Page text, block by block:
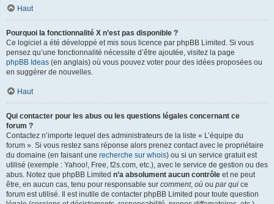
Haut
Pourquoi la fonctionnalité X n’est pas disponible ?
Ce logiciel a été développé et mis sous licence par phpBB Limited. Si vous
pensez qu’une fonctionnalité nécessite d’être ajoutée, visitez la page
phpBB Ideas (en anglais) où vous pouvez voter pour des idées proposées ou
en suggérer de nouvelles.
Haut
Qui contacter pour les abus ou les questions légales concernant ce
forum ?
Contactez n’importe lequel des administrateurs de la liste « L’équipe du
forum ». Si vous restez sans réponse alors prenez contact avec le propriétaire
du domaine (en faisant une recherche sur whois) ou si un service gratuit est
utilisé (exemple : Yahoo!, Free, f2s.com, etc.), avec le service de gestion ou des
abus. Notez que phpBB Limited n’a absolument aucun contrôle et ne peut
être, en aucun cas, tenu pour responsable sur comment, où ou par qui ce
forum est utilisé. Il est inutile de contacter phpBB Limited pour toute question